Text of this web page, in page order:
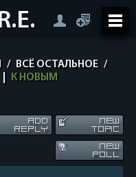
/ ВСЁ ОСТАЛЬНОЕ /
К НОВЫМ